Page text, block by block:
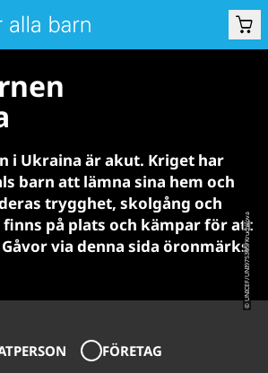
i Ukraina är akut. Kriget har
barn att lämna sina hem och
trygghet, skolgång och
finns på plats och kämpar för att
via denna sida öronmärks
© UNICEF/UNI975365/Kruchkova
FÖRETAG